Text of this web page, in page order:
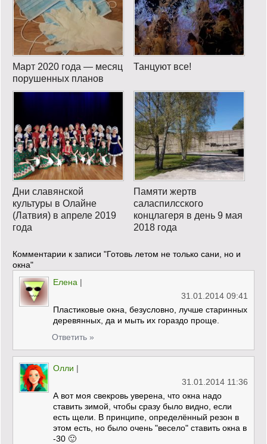
Март 2020 года — месяц
порушенных планов
Танцуют все!
Дни славянской
культуры в Олайне
(Латвия) в апреле 2019
года
Памяти жертв
саласпилсского
концлагеря в день 9 мая
2018 года
Комментарии к записи "Готовь летом не только сани, но и
окна"
Елена |
31.01.2014 09:41
Пластиковые окна, безусловно, лучше старинных
деревянных, да и мыть их гораздо проще.
Ответить »
Олли |
31.01.2014 11:36
А вот моя свекровь уверена, что окна надо
ставить зимой, чтобы сразу было видно, если
есть щели. В принципе, определённый резон в
этом есть, но было очень "весело" ставить окна в
-30 🙂